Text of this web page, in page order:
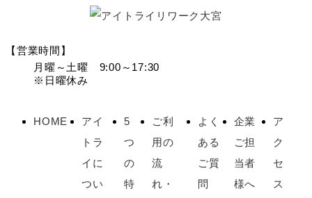
【営業時間】
月曜～土曜 9:00～17:30
※日曜休み
HOME
アイ
トラ
イに
つい
5
つ
の
特
ご利
用の
流
れ・
よく
ある
ご質
問
企業
ご担
当者
様へ
ア
ク
セ
ス